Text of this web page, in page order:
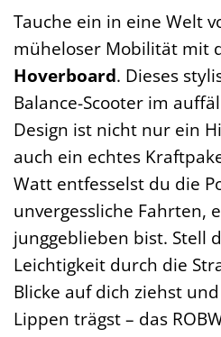
Tauche ein in eine Welt
müheloser Mobilität mit
Hoverboard. Dieses
Balance-Scooter im
Design ist nicht nur ein
auch ein echtes
Watt entfesselst du die
unvergessliche Fahrten,
junggeblieben bist. Stell
Leichtigkeit durch die
Blicke auf dich ziehst
Lippen trägst – das